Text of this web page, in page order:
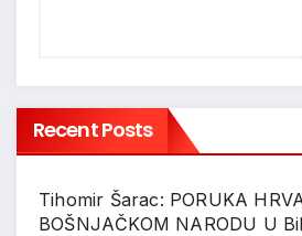
Recent Posts
Tihomir Šarac: PORUKA
BOŠNJAČKOM NARODU U